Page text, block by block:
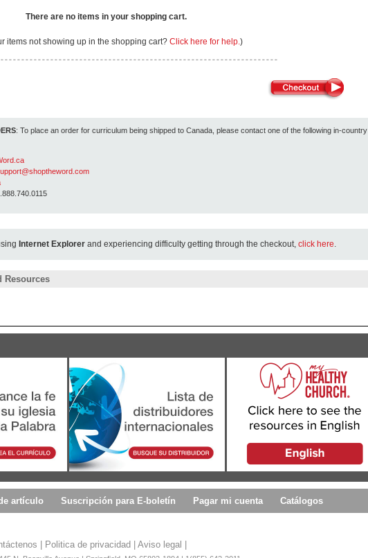
There are no items in your shopping cart.
items not showing up in the shopping cart? Click here for help.)
: To place an order for curriculum being shipped to Canada, please contact one of the following in-country
Internet Explorer and experiencing difficulty getting through the checkout, click here
Resources
artículo Suscripción para E-boletín Pagar mi cuenta Catálogos
Politica de privacidad Aviso legal